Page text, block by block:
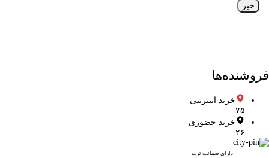
خیر
فروشنده‌ها
خرید اینترنتی
۷۵
خرید حضوری
۲۶
دارای ضمانت ترب